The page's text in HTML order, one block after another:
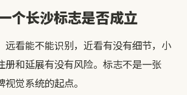
个长沙标志是否成立
远看能不能识别，近看有没有细节，小
册和延展有没有风险。标志不是一张
觉系统的起点。